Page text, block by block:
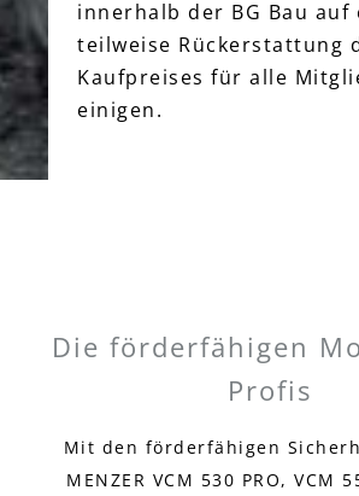
innerhalb der BG Bau auf
teilweise Rückerstattung
Kaufpreises für alle
einigen.
Die förderfähigen
Profis
Mit den förderfähigen
MENZER VCM 530 PRO, VCM